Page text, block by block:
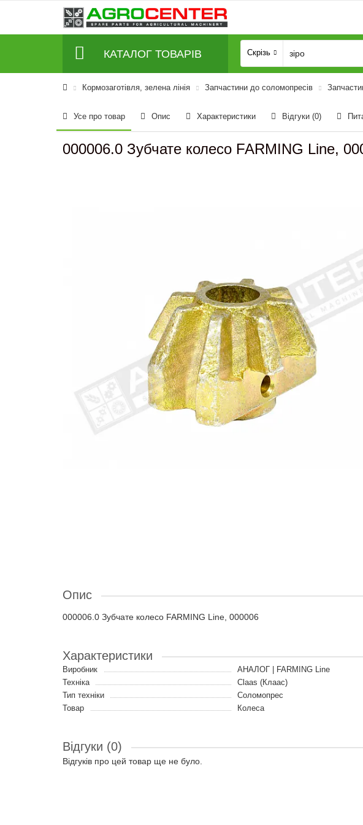
КАТАЛОГ ТОВАРІВ Скрізь
Кормозаготівля, зелена лінія Запчастини до соломопресів
Усе про товар Опис Характеристики Відгуки (0)
000006.0 Зубчате колесо FARMING Line,
Опис
000006.0 Зубчате колесо FARMING Line, 000006
Характеристики
Виробник
АНАЛОГ | FARMING Line
Техніка
Claas (Клаас)
Тип техніки
Соломопрес
Товар
Колеса
Відгуки (0)
Відгуків про цей товар ще не було.